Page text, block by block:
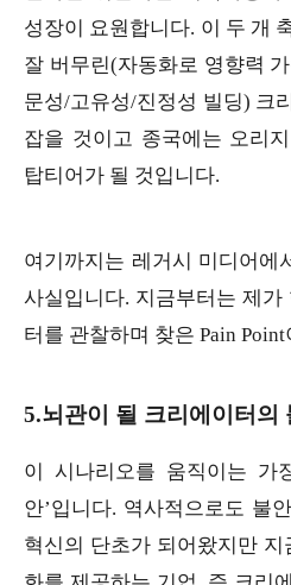
성장이 요원합니다. 이 두 개
잘 버무린(자동화로 영향력
문성/고유성/진정성 빌딩) 크
잡을 것이고 종국에는 오리
탑티어가 될 것입니다.
여기까지는 레거시 미디어에
사실입니다. 지금부터는 제가
터를 관찰하며 찾은 Pain
5.뇌관이 될 크리에이터의
이 시나리오를 움직이는 가
안’입니다. 역사적으로도 불
혁신의 단초가 되어왔지만